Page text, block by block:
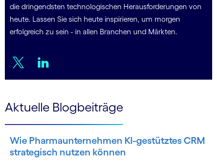
die dringendsten technologischen Herausforderungen von
heute. Lassen Sie sich heute inspirieren, um morgen
erfolgreich zu sein - in allen Branchen und Märkten.
Aktuelle Blogbeiträge
Wie Pharmaunternehmen KI-gestütztes CRM
strategisch nutzen können